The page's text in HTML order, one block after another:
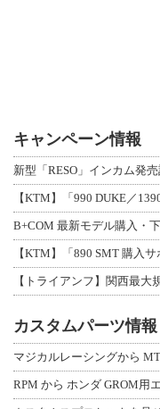
キャンペーン情報
【KTM】「990 DUKE／
【KTM】「890 SMT 購入
カスタムパーツ情報